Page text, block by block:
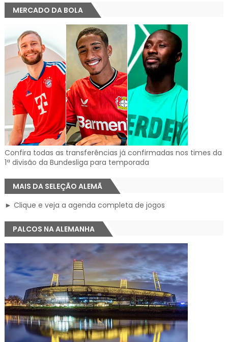
MERCADO DA BOLA
Confira todas as transferências já confirmadas nos times da
1ª divisão da Bundesliga para temporada
MAIS DA SELEÇÃO ALEMÃ
► Clique e veja a agenda completa de jogos
PALCOS NA ALEMANHA